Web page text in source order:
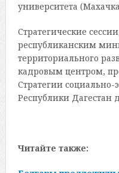
университета
Стратегические
республиканским
территориального
кадровым центром,
Стратегии социально-
Республики Дагестан
Читайте также: